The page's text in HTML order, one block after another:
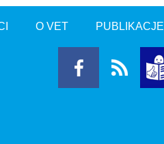
O VET PUBLIKACJE